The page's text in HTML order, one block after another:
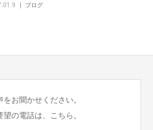
ブログ
お聞かせください。
の電話は、こちら。